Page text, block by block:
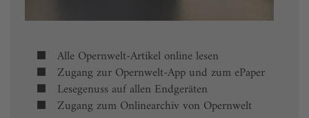
Alle Opernwelt-Artikel online lesen
Zugang zur Opernwelt-App und zum ePaper
Lesegenuss auf allen Endgeräten
Zugang zum Onlinearchiv von Opernwelt